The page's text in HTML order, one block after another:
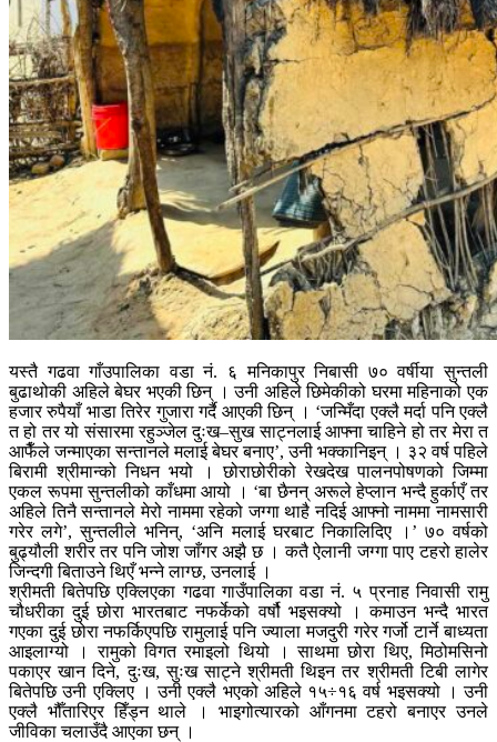
यस्तै गढवा गाँउपालिका वडा नं. ६ मनिकापुर निबासी ७० वर्षीया सुन्तली
बुढाथोकी अहिले बेघर भएकी छिन् । उनी अहिले छिमेकीको घरमा महिनाको एक
हजार रुपैयाँ भाडा तिरेर गुजारा गर्दै आएकी छिन् । ‘जन्मिँदा एक्लै मर्दा पनि एक्लै
त हो तर यो संसारमा रहुञ्जेल दुःख–सुख साट्नलाई आफ्ना चाहिने हो तर मेरा त
आफैँले जन्माएका सन्तानले मलाई बेघर बनाए’, उनी भक्कानिइन् । ३२ वर्ष पहिले
बिरामी श्रीमान्को निधन भयो । छोराछोरीको रेखदेख पालनपोषणको जिम्मा
एकल रूपमा सुन्तलीको काँधमा आयो । ‘बा छैनन् अरूले हेप्लान भन्दै हुर्काएँ तर
अहिले तिनै सन्तानले मेरो नाममा रहेको जग्गा थाहै नदिई आफ्नो नाममा नामसारी
गरेर लगे’, सुन्तलीले भनिन्, ‘अनि मलाई घरबाट निकालिदिए ।’ ७० वर्षको
बुढ्यौली शरीर तर पनि जोश जाँगर अझै छ । कतै ऐलानी जग्गा पाए टहरो हालेर
जिन्दगी बिताउने थिएँ भन्ने लाग्छ, उनलाई ।
श्रीमती बितेपछि एक्लिएका गढवा गाउँपालिका वडा नं. ५ प्रनाह निवासी रामु
चौधरीका दुई छोरा भारतबाट नफर्केको वर्षौ भइसक्यो । कमाउन भन्दै भारत
गएका दुई छोरा नफर्किएपछि रामुलाई पनि ज्याला मजदुरी गरेर गर्जो टार्ने बाध्यता
आइलाग्यो । रामुको विगत रमाइलो थियो । साथमा छोरा थिए, मिठोमसिनो
पकाएर खान दिने, दुःख, सुःख साट्ने श्रीमती थिइन तर श्रीमती टिबी लागेर
बितेपछि उनी एक्लिए । उनी एक्लै भएको अहिले १५÷१६ वर्ष भइसक्यो । उनी
एक्लै भौँतारिएर हिँड्न थाले । भाइगोत्यारको आँगनमा टहरो बनाएर उनले
जीविका चलाउँदै आएका छन् ।